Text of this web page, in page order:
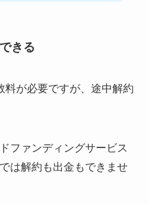
きる
料が必要ですが、途中解約
ファンディングサービス
は解約も出金もできませ